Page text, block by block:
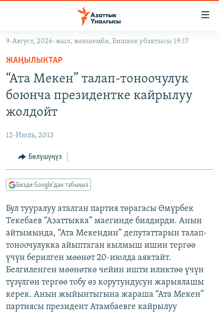
Навигацияга
өтүңүз
Издөөгө
салыңыз
КЫРГЫЗСТАН
МАДАНИЯТ
ДҮЙНӨ
ТВ ПРОГРАММАЛАР
БҮГҮН АЗАТТЫКТА
ДАНИСТЕ
ЭЖЕ-СИҢДИЛЕР
АЗАТТЫК+
ЫҢГАЙСЫЗ СУРООЛОР
ПОДКАСТ
ОНЛАЙН ШЕРИНЕ
ЭЕ/АРнун бардык сайттары
9-Август, 2026-жыл, жекшемби, Бишкек убактысы 19:17
ЖАҢЫЛЫКТАР
“Ата Мекен” талап-тоноочулук
боюнча президентке кайрылуу
жолдойт
12-Июль, 2013
Бөлүшүңүз
Бизди Google'дан табыңыз
Бул тууралуу аталган партия төрагасы Өмүрбек
Текебаев “Азаттыкка” маегинде билдирди. Анын
айтымында, “Ата Мекендин” депутаттарын талап-
тоноочулукка айыптаган кылмыш ишин тергөө
үчүн берилген мөөнөт 20-июлда аяктайт.
Белгиленген мөөнөткө чейин ишти иликтөө үчүн
түзүлгөн тергөө тобу өз корутундусун жарыялашы
керек. Анын жыйынтыгына жараша “Ата Мекен”
партиясы президент Атамбаевге кайрылуу